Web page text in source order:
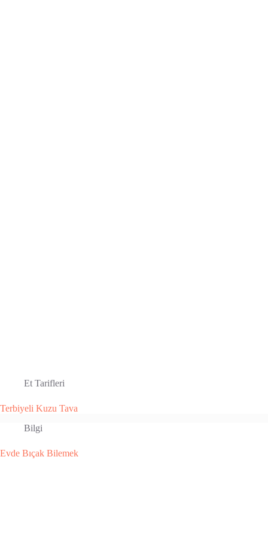
Et Tarifleri
Terbiyeli Kuzu Tava
Bilgi
Evde Bıçak Bilemek